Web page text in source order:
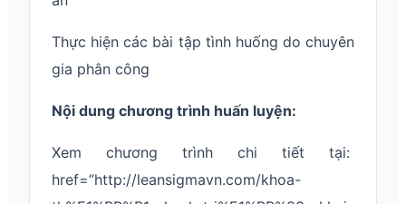
Thực hiện các bài tập tình huống do chuyên
gia phân công
Nội dung chương trình huấn luyện:
Xem chương trình chi tiết tại:
href=”http://leansigmavn.com/khoa-